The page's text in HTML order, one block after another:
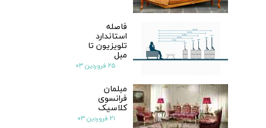
فاصله
استاندارد
تلویزیون تا
مبل
۲۵ فروردین ۰۳
مبلمان
فرانسوی
کلاسیک
۲۱ فروردین ۰۳